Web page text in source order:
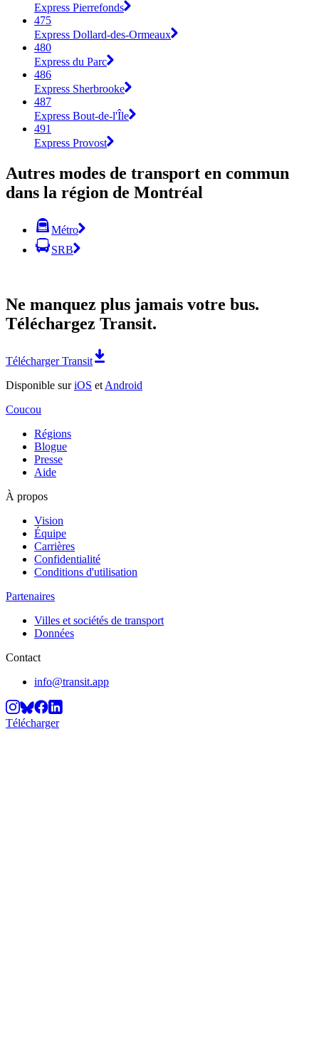
Express Pierrefonds
475
Express Dollard-des-Ormeaux
480
Express du Parc
486
Express Sherbrooke
487
Express Bout-de-l'Île
491
Express Provost
Autres modes de transport en commun
dans la région de Montréal
Métro
SRB
Ne manquez plus jamais votre bus.
Téléchargez Transit.
Télécharger Transit
Disponible suriOS et Android
Coucou
Régions
Blogue
Presse
Aide
À propos
Vision
Équipe
Carrières
Confidentialité
Conditions d'utilisation
Partenaires
Villes et sociétés de transport
Données
Contact
info@transit.app
Télécharger